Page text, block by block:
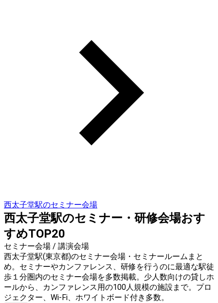
西太子堂駅のセミナー会場
西太子堂駅のセミナー・研修会場おす
すめTOP20
セミナー会場 / 講演会場
西太子堂駅(東京都)のセミナー会場・セミナールームまと
め。セミナーやカンファレンス、研修を行うのに最適な駅徒
歩１分圏内のセミナー会場を多数掲載。少人数向けの貸しホ
ールから、カンファレンス用の100人規模の施設まで。プロ
ジェクター、Wi-Fi、ホワイトボード付き多数。